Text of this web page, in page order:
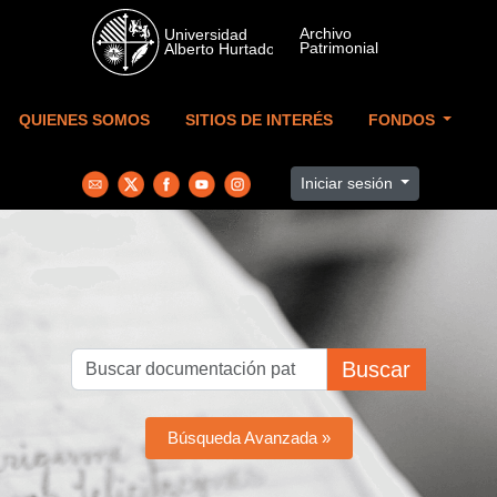
Skip to main content
QUIENES SOMOS SITIOS DE INTERÉS FONDOS
Iniciar sesión
Buscar
Búsqueda Avanzada »